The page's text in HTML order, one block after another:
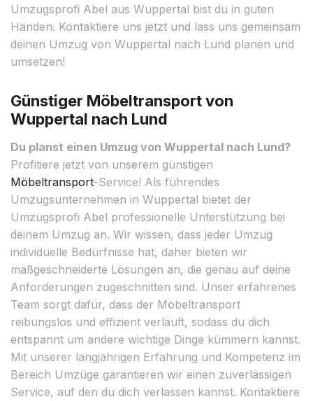
Umzugsprofi Abel aus Wuppertal bist du in guten
Händen. Kontaktiere uns jetzt und lass uns gemeinsam
deinen Umzug von Wuppertal nach Lund planen und
umsetzen!
Günstiger Möbeltransport von
Wuppertal nach Lund
Du planst einen Umzug von Wuppertal nach Lund?
Profitiere jetzt von unserem günstigen
Möbeltransport-Service! Als führendes
Umzugsunternehmen in Wuppertal bietet der
Umzugsprofi Abel professionelle Unterstützung bei
deinem Umzug an. Wir wissen, dass jeder Umzug
individuelle Bedürfnisse hat, daher bieten wir
maßgeschneiderte Lösungen an, die genau auf deine
Anforderungen zugeschnitten sind. Unser erfahrenes
Team sorgt dafür, dass der Möbeltransport
reibungslos und effizient verläuft, sodass du dich
entspannt um andere wichtige Dinge kümmern kannst.
Mit unserer langjährigen Erfahrung und Kompetenz im
Bereich Umzüge garantieren wir einen zuverlässigen
Service, auf den du dich verlassen kannst. Kontaktiere